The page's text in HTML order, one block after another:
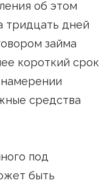
об этом
тридцать дней
займа
короткий срок
средства
под
быть